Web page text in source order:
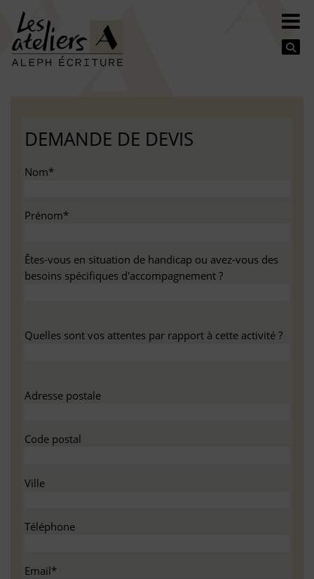
DEMANDE DE DEVIS
Nom*
Prénom*
Êtes-vous en situation de handicap ou avez-vous des
besoins spécifiques d'accompagnement ?
Quelles sont vos attentes par rapport à cette activité ?
Adresse postale
Code postal
Ville
Téléphone
Email*